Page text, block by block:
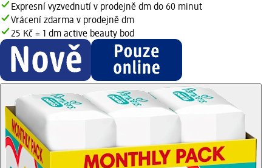
Expresní vyzvednutí v prodejně dm do 60 minut
Vrácení zdarma v prodejně dm
25 Kč = 1 dm active beauty bod